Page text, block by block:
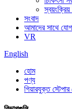
সংবাদ
আমাদের সাথে
VR
English
হোম
পণ্য
গিয়ারযুক্ত